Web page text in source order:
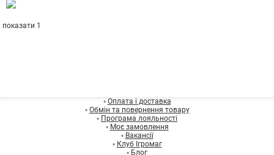
показати 1
◦ Оплата і доставка
◦ Обмін та повернення товару
◦ Програма лояльності
◦ Моє замовлення
◦ Вакансії
◦ Клуб Ігромаг
◦ Блог